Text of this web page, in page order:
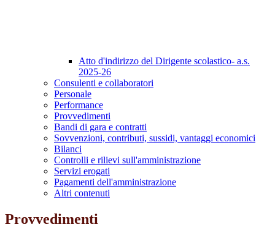
Atto d'indirizzo del Dirigente scolastico- a.s.
2025-26
Consulenti e collaboratori
Personale
Performance
Provvedimenti
Bandi di gara e contratti
Sovvenzioni, contributi, sussidi, vantaggi economici
Bilanci
Controlli e rilievi sull'amministrazione
Servizi erogati
Pagamenti dell'amministrazione
Altri contenuti
Provvedimenti